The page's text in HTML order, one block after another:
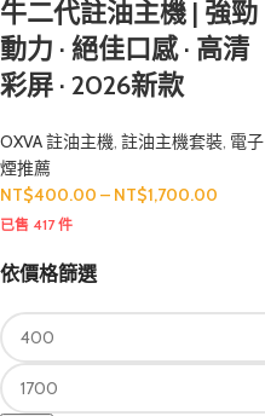
依價格篩選
牛二代註油主機 | 強勁
動力 · 絕佳口感 · 高清
彩屏 · 2026新款
OXVA 註油主機, 註油主機套裝, 電子
煙推薦
NT$400.00 – NT$1,700.00
已售 417 件